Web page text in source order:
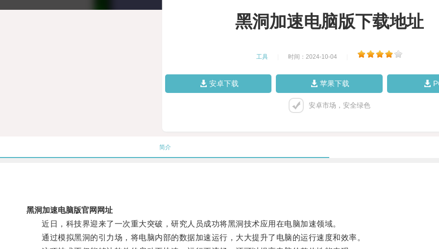
黑洞加速电脑版下载地址
工具 时间：2024-10-04
安卓下载 苹果下载
安卓市场，安全绿色
简介
黑洞加速电脑版官网网址
近日，科技界迎来了一次重大突破，研究人员成功将黑洞技术应用在电脑加速领域。
通过模拟黑洞的引力场，将电脑内部的数据加速运行，大大提升了电脑的运行速度和效率。